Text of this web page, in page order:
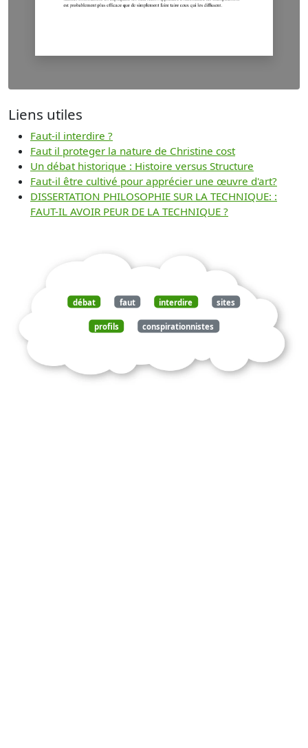
Liens utiles
Faut-il interdire ?
Faut il proteger la nature de Christine cost
Un débat historique : Histoire versus Structure
Faut-il être cultivé pour apprécier une œuvre d'art?
DISSERTATION PHILOSOPHIE SUR LA TECHNIQUE: :
FAUT-IL AVOIR PEUR DE LA TECHNIQUE ?
débat faut interdire sites
profils conspirationnistes